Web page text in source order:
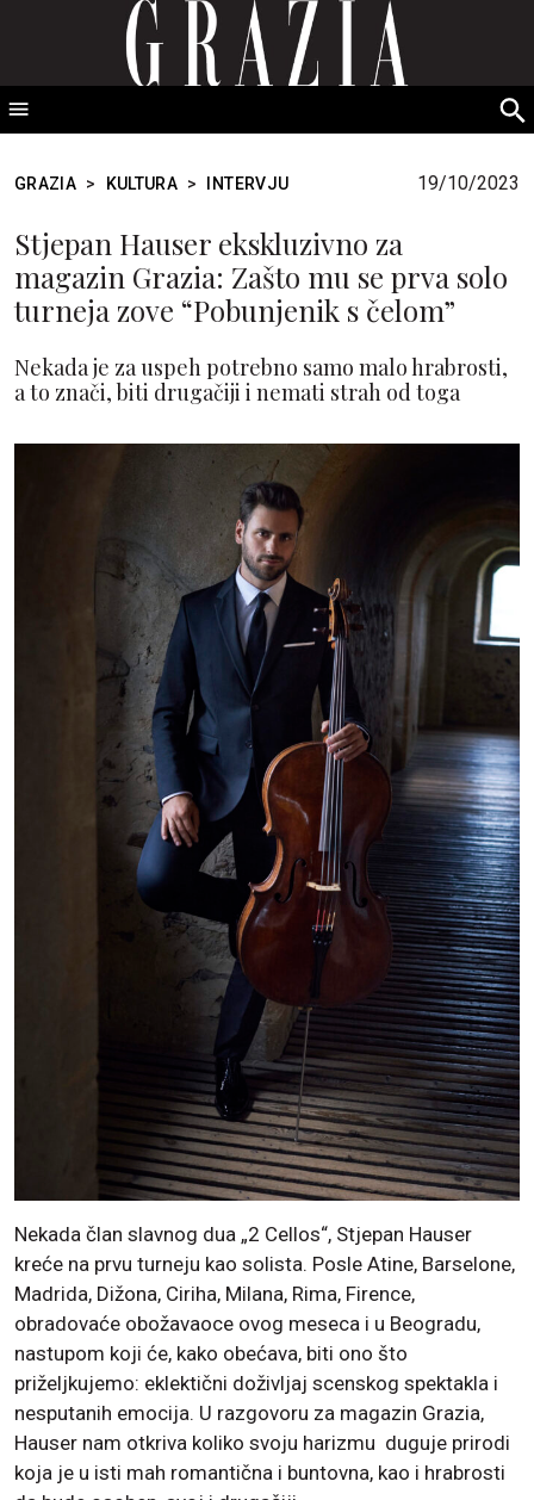
GRAZIA Srbija
GRAZIA > KULTURA > INTERVJU 19/10/2023
Stjepan Hauser ekskluzivno za
magazin Grazia: Zašto mu se prva solo
turneja zove “Pobunjenik s čelom”
Nekada je za uspeh potrebno samo malo hrabrosti,
a to znači, biti drugačiji i nemati strah od toga
Nekada član slavnog dua „2 Cellos“, Stjepan Hauser
kreće na prvu turneju kao solista. Posle Atine, Barselone,
Madrida, Dižona, Ciriha, Milana, Rima, Firence,
obradovaće obožavaoce ovog meseca i u Beogradu,
nastupom koji će, kako obećava, biti ono što
priželjkujemo: eklektični doživljaj scenskog spektakla i
nesputanih emocija. U razgovoru za magazin Grazia,
Hauser nam otkriva koliko svoju harizmu duguje prirodi
koja je u isti mah romantična i buntovna, kao i hrabrosti